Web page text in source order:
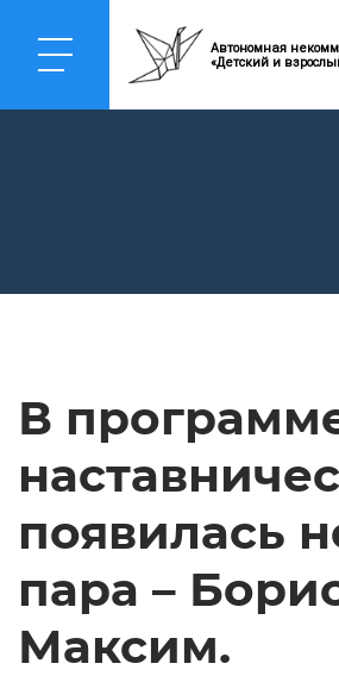
Автономная
«Детский и
В
появилась
пара –
Максим.